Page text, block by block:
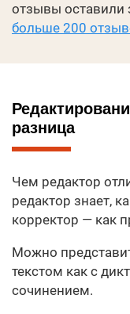
отзывы оставили
больше 200
разница
Чем редактор
редактор знает,
корректор — как
Можно
текстом как с
сочинением.